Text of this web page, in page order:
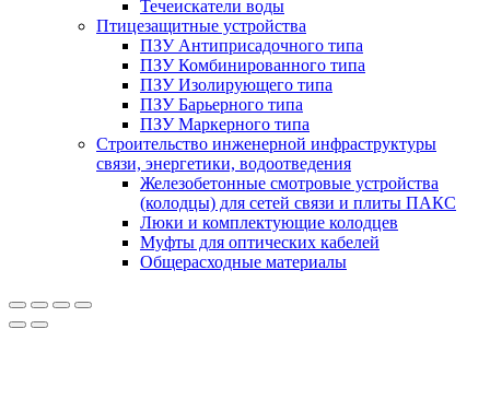
Течеискатели воды
Птицезащитные устройства
ПЗУ Антиприсадочного типа
ПЗУ Комбинированного типа
ПЗУ Изолирующего типа
ПЗУ Барьерного типа
ПЗУ Маркерного типа
Строительство инженерной инфраструктуры
связи, энергетики, водоотведения
Железобетонные смотровые устройства
(колодцы) для сетей связи и плиты ПАКС
Люки и комплектующие колодцев
Муфты для оптических кабелей
Общерасходные материалы